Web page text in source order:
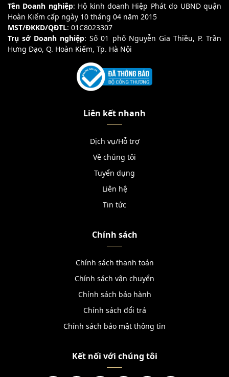
Tên Doanh nghiệp: Hộ kinh doanh Hiệp Phát do UBND quận
Hoàn Kiếm cấp ngày 10 tháng 04 năm 2015
MST/ĐKKD/QĐTL: 01C8023307
Trụ sở Doanh nghiệp: Số 01 phố Nguyễn Gia Thiều, P. Trần
Hưng Đạo, Q. Hoàn Kiếm, Tp. Hà Nội
Liên kết nhanh
Dịch vụ/Hỗ trợ
Về chúng tôi
Tuyển dụng
Liên hệ
Tin tức
Chính sách
Chính sách thanh toán
Chính sách vận chuyển
Chính sách bảo hành
Chính sách đổi trả
Chính sách bảo mật thông tin
Kết nối với chúng tôi